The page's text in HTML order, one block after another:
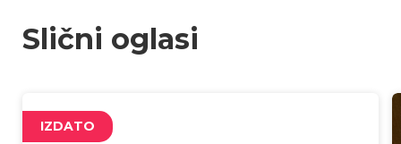
Slični oglasi
IZDATO